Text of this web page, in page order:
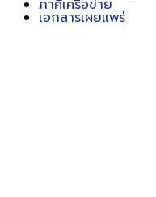
ภาคีเครือข่าย
เอกสารเผยแพร่